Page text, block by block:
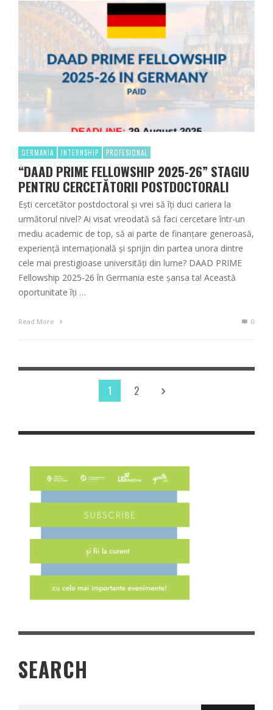
GERMANIA INTERNSHIP PROFESIONAL
“DAAD PRIME FELLOWSHIP 2025-26” STAGIU
PENTRU CERCETĂTORII POSTDOCTORALI
Ești cercetător postdoctoral și vrei să îți duci cariera la
următorul nivel? Ai visat vreodată să faci cercetare într-un
mediu academic de top, să ai parte de finanțare generoasă,
experiență internațională și sprijin din partea unora dintre
cele mai prestigioase universități din lume? DAAD PRIME
Fellowship 2025-26 în Germania este șansa ta! Această
oportunitate îți …
Read More 0
1 2
SEARCH